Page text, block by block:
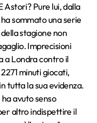
Astori? Pure lui, dalla
sommato una serie
stagione non
Imprecisioni
a Londra contro il
minuti giocati,
tutta la sua evidenza.
avuto senso
altro indispettire il